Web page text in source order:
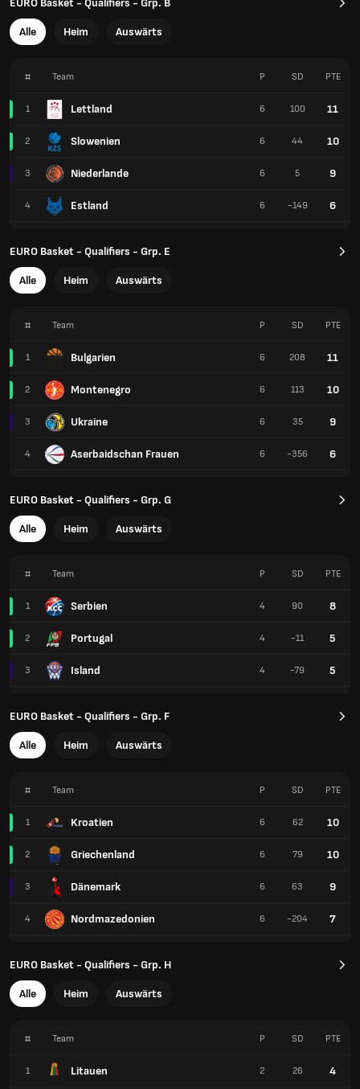
Alle Heim Auswärts
# Team
1 Lettland
2 Slowenien
3 Niederlande
4 Estland
P SD PTE
6 100 11
6 44 10
6 5 9
6 -149 6
EURO Basket - Qualifiers - Grp. E
Alle Heim Auswärts
# Team
1 Bulgarien
2 Montenegro
3 Ukraine
4 Aserbaidschan Frauen
P SD PTE
6 208 11
6 113 10
6 35 9
6 -356 6
EURO Basket - Qualifiers - Grp. G
Alle Heim Auswärts
# Team
1 Serbien
2 Portugal
3 Island
P SD PTE
4 90 8
4 -11 5
4 -79 5
EURO Basket - Qualifiers - Grp. F
Alle Heim Auswärts
# Team
1 Kroatien
2 Griechenland
3 Dänemark
4 Nordmazedonien
P SD PTE
6 62 10
6 79 10
6 63 9
6 -204 7
EURO Basket - Qualifiers - Grp. H
Alle Heim Auswärts
# Team
1 Litauen
P SD PTE
2 26 4